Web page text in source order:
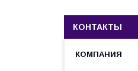
КОНТАКТЫ